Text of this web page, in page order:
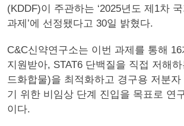
(KDDF)이 주관하는 ‘2025년도 제1차
과제’에 선정됐다고 30일 밝혔다.
C&C신약연구소는 이번 과제를 통해
지원받아, STAT6 단백질을 직접 저해
드화합물)을 최적화하고 경구용 저분
기 위한 비임상 단계 진입을 목표로 연
이다.